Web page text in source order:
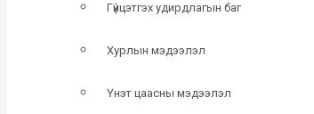
Гүйцэтгэх удирдлагын баг
Хурлын мэдээлэл
Үнэт цаасны мэдээлэл